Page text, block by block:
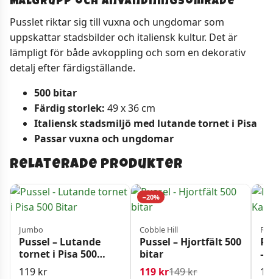
Pusslet riktar sig till vuxna och ungdomar som
uppskattar stadsbilder och italiensk kultur. Det är
lämpligt för både avkoppling och som en dekorativ
detalj efter färdigställande.
500 bitar
Färdig storlek: 49 x 36 cm
Italiensk stadsmiljö med lutande tornet i Pisa
Passar vuxna och ungdomar
Relaterade produkter
Jumbo
Pussel – Lutande
tornet i Pisa 500
Bitar
119 kr
−20%
Cobble Hill
Pussel – Hjortfält 500
bitar
149krDet
119 kr
Det nuvarande
–